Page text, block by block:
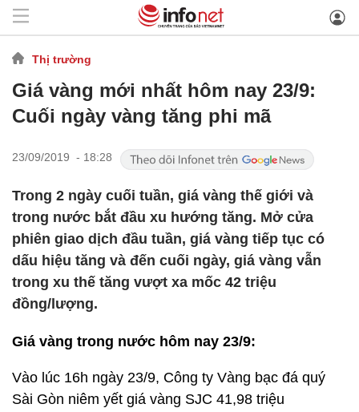
Thị trường
Giá vàng mới nhất hôm nay 23/9:
Cuối ngày vàng tăng phi mã
23/09/2019 - 18:28
Trong 2 ngày cuối tuần, giá vàng thế giới và
trong nước bắt đầu xu hướng tăng. Mở cửa
phiên giao dịch đầu tuần, giá vàng tiếp tục có
dấu hiệu tăng và đến cuối ngày, giá vàng vẫn
trong xu thế tăng vượt xa mốc 42 triệu
đồng/lượng.
Giá vàng trong nước hôm nay 23/9:
Vào lúc 16h ngày 23/9, Công ty Vàng bạc đá quý
Sài Gòn niêm yết giá vàng SJC 41,98 triệu